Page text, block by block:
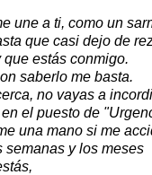
une a ti, como un
que casi dejo de
estás conmigo.
saberlo me basta.
no vayas a
el puesto de
una mano si me
semanas y los meses